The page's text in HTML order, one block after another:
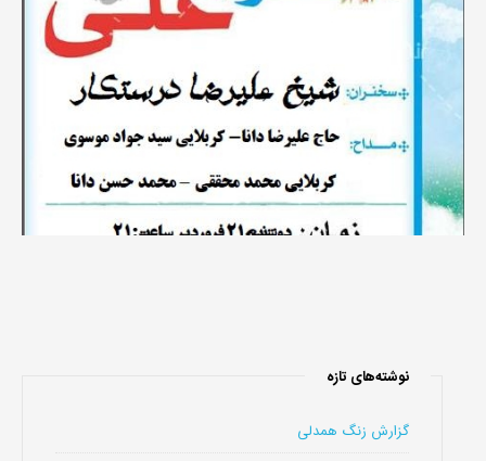
نوشته‌های تازه
گزارش زنگ همدلی